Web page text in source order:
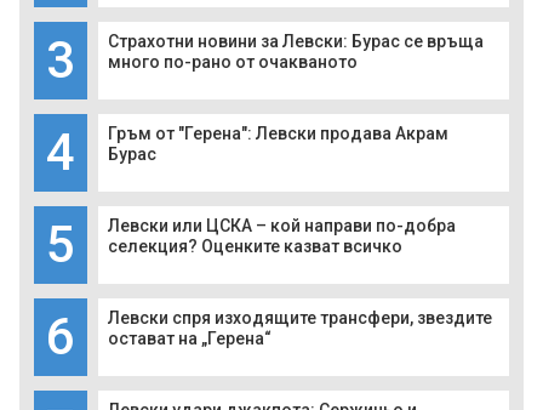
3
Страхотни новини за Левски: Бурас се връща
много по-рано от очакваното
4
Гръм от "Герена": Левски продава Акрам
Бурас
5
Левски или ЦСКА – кой направи по-добра
селекция? Оценките казват всичко
6
Левски спря изходящите трансфери, звездите
остават на „Герена“